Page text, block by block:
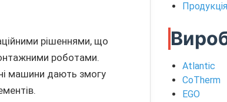
рішеннями, що
роботами.
машини дають змогу
Atlantic
CoTherm
EGO